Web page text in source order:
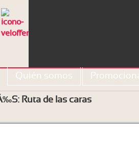
Quién somos
Ruta de las caras